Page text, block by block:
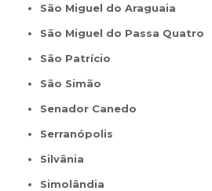
São Miguel do Araguaia
São Miguel do Passa Quatro
São Patrício
São Simão
Senador Canedo
Serranópolis
Silvânia
Simolândia